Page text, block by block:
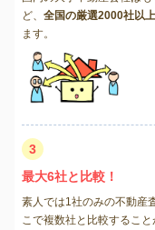
ど、 全国の厳選2000社以上
ます。
3
最大6社と比較！
素人では1社のみの不動産
こで複数社と比較するこ